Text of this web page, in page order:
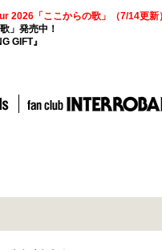
2026「ここからの歌」（7/14更新
」発売中！
GIFT』